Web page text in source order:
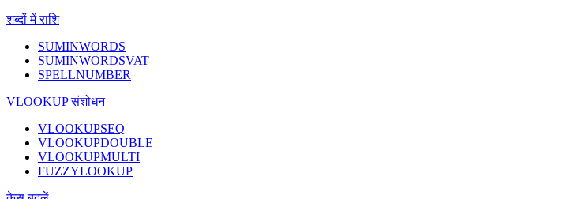
शब्दों में राशि
SUMINWORDS
SUMINWORDSVAT
SPELLNUMBER
VLOOKUP संशोधन
VLOOKUPSEQ
VLOOKUPDOUBLE
VLOOKUPMULTI
FUZZYLOOKUP